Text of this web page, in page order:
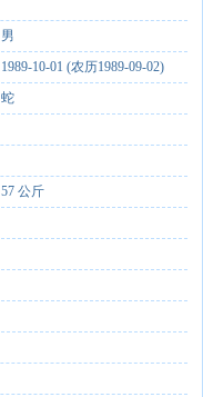
男
1989-10-01 (农历1989-09-02)
蛇
57 公斤